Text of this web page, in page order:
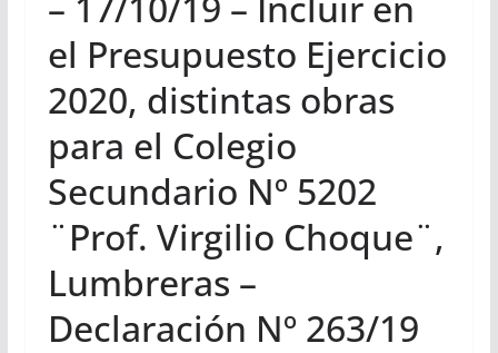
el Presupuesto Ejercicio
2020, distintas obras
para el Colegio
Secundario Nº 5202
¨Prof. Virgilio Choque¨,
Lumbreras –
Declaración Nº 263/19